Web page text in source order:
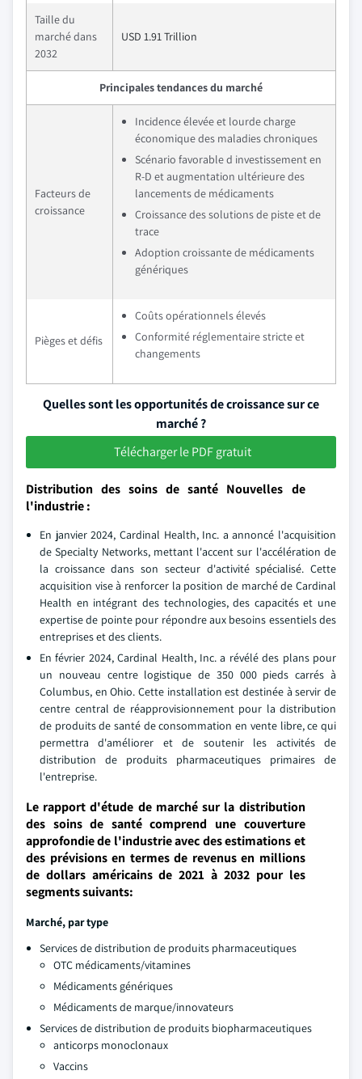
Taille du
marché dans
2032
USD 1.91 Trillion
Principales tendances du marché
Facteurs de
croissance
Incidence élevée et lourde charge
économique des maladies chroniques
Scénario favorable d investissement en
R-D et augmentation ultérieure des
lancements de médicaments
Croissance des solutions de piste et de
trace
Adoption croissante de médicaments
génériques
Pièges et défis
Coûts opérationnels élevés
Conformité réglementaire stricte et
changements
Quelles sont les opportunités de croissance sur ce
marché ?
Télécharger le PDF gratuit
Distribution des soins de santé Nouvelles de
l'industrie :
En janvier 2024, Cardinal Health, Inc. a annoncé l'acquisition
de Specialty Networks, mettant l'accent sur l'accélération de
la croissance dans son secteur d'activité spécialisé. Cette
acquisition vise à renforcer la position de marché de Cardinal
Health en intégrant des technologies, des capacités et une
expertise de pointe pour répondre aux besoins essentiels des
entreprises et des clients.
En février 2024, Cardinal Health, Inc. a révélé des plans pour
un nouveau centre logistique de 350 000 pieds carrés à
Columbus, en Ohio. Cette installation est destinée à servir de
centre central de réapprovisionnement pour la distribution
de produits de santé de consommation en vente libre, ce qui
permettra d'améliorer et de soutenir les activités de
distribution de produits pharmaceutiques primaires de
l'entreprise.
Le rapport d'étude de marché sur la distribution
des soins de santé comprend une couverture
approfondie de l'industrie avec des estimations et
des prévisions en termes de revenus en millions
de dollars américains de 2021 à 2032 pour les
segments suivants:
Marché, par type
Services de distribution de produits pharmaceutiques
OTC médicaments/vitamines
Médicaments génériques
Médicaments de marque/innovateurs
Services de distribution de produits biopharmaceutiques
anticorps monoclonaux
Vaccins